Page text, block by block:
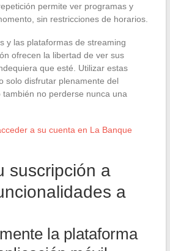
permite ver programas y
sin restricciones de horarios.
y las plataformas de streaming
ofrecen la libertad de ver sus
que esté. Utilizar estas
solo disfrutar plenamente del
no perderse nunca una
a su cuenta en La Banque
suscripción a
a
la plataforma